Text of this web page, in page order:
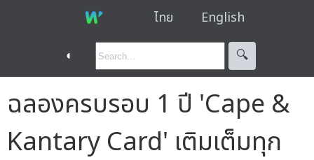
ไทย English
◐ 🔍︎
ฉลองครบรอบ 1 ปี 'Cape &
Kantary Card' เติมเต็มทุก